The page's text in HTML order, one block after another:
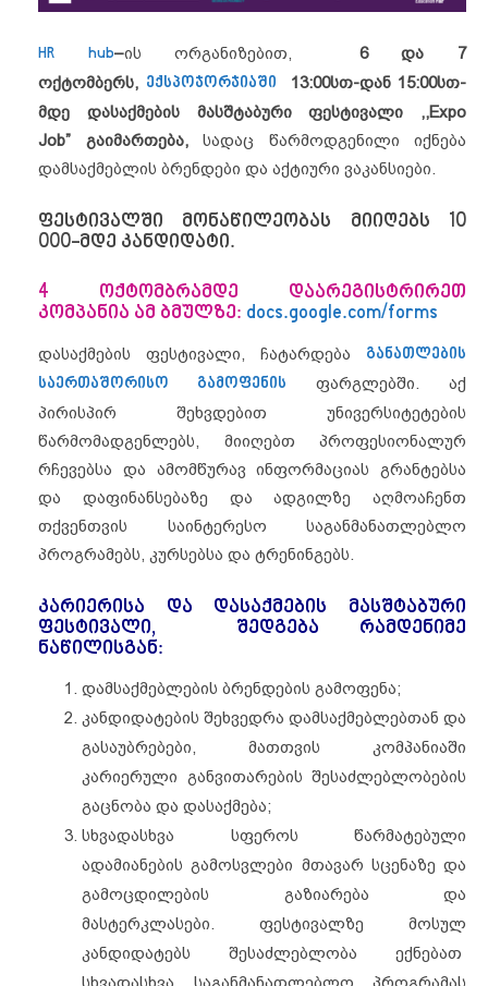
HR hub–ის ორგანიზებით,
6 და 7
ოქტომბერს, ექსპოჯორჯიაში 13:00სთ-დან 15:00სთ-
მდე დასაქმების მასშტაბური ფესტივალი ,,Expo
Job” გაიმართება, სადაც წარმოდგენილი იქნება
დამსაქმებლის ბრენდები და აქტიური ვაკანსიები.
ფესტივალში მონაწილეობას მიიღებს 10
000-მდე კანდიდატი.
4 ოქტომბრამდე დაარეგისტრირეთ
კომპანია ამ ბმულზე: docs.google.com/forms
დასაქმების ფესტივალი, ჩატარდება განათლების
საერთაშორისო გამოფენის ფარგლებში. აქ
პირისპირ შეხვდებით უნივერსიტეტების
წარმომადგენლებს, მიიღებთ პროფესიონალურ
რჩევებსა და ამომწურავ ინფორმაციას გრანტებსა
და დაფინანსებაზე და ადგილზე აღმოაჩენთ
თქვენთვის საინტერესო საგანმანათლებლო
პროგრამებს, კურსებსა და ტრენინგებს.
კარიერისა და დასაქმების მასშტაბური
ფესტივალი, შედგება რამდენიმე
ნაწილისგან:
დამსაქმებლების ბრენდების გამოფენა;
კანდიდატების შეხვედრა დამსაქმებლებთან და
გასაუბრებები, მათთვის კომპანიაში
კარიერული განვითარების შესაძლებლობების
გაცნობა და დასაქმება;
სხვადასხვა სფეროს წარმატებული
ადამიანების გამოსვლები მთავარ სცენაზე და
გამოცდილების გაზიარება და
მასტერკლასები. ფესტივალზე მოსულ
კანდიდატებს შესაძლებლობა ექნებათ